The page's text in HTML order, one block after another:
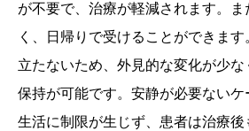
が不要で、治療が軽減されます。
く、日帰りで受けることができます
立たないため、外見的な変化が少
保持が可能です。安静が必要ない
生活に制限が生じず、患者は治療